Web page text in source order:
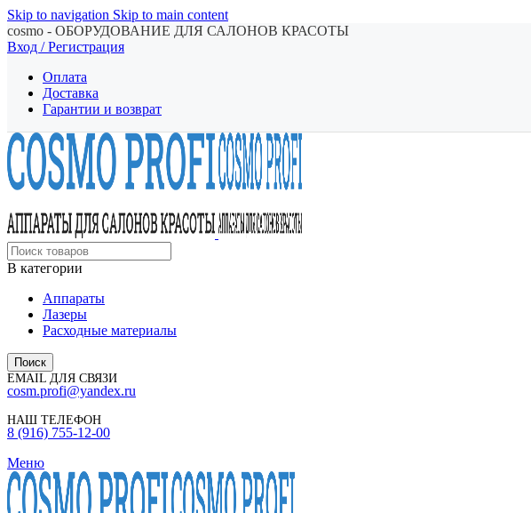
Skip to navigation Skip to main content
cosmo - ОБОРУДОВАНИЕ ДЛЯ САЛОНОВ КРАСОТЫ
Вход / Регистрация
Оплата
Доставка
Гарантии и возврат
В категории
Аппараты
Лазеры
Расходные материалы
Поиск
EMAIL ДЛЯ СВЯЗИ
cosm.profi@yandex.ru
НАШ ТЕЛЕФОН
8 (916) 755-12-00
Меню